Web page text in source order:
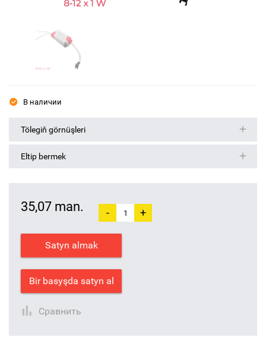
В наличии
Tölegiň görnüşleri
Eltip bermek
35,07 man. - +
Satyn almak
Bir basyşda satyn al
Сравнить